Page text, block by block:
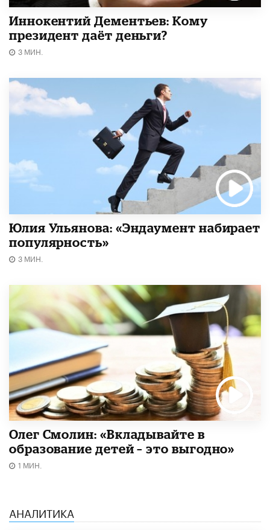
Иннокентий Дементьев: Кому
президент даёт деньги?
3 МИН.
Юлия Ульянова: «Эндаумент набирает
популярность»
3 МИН.
Олег Смолин: «Вкладывайте в
образование детей – это выгодно»
1 МИН.
АНАЛИТИКА